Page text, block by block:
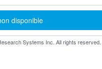
disponible
Systems Inc. All rights reserved.